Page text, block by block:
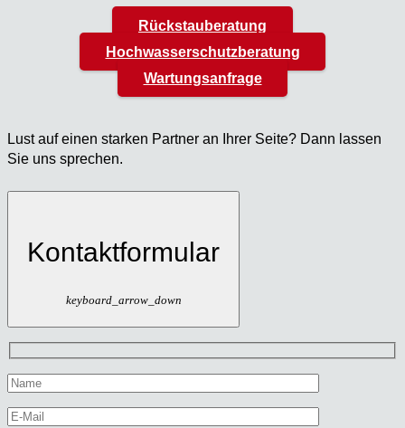
Rückstauberatung
Hochwasserschutzberatung
Wartungsanfrage
Lust auf einen star­ken Part­ner an Ihrer Sei­te? Dann las­sen
Sie uns spre­chen.
Kontaktformular
keyboard_arrow_down